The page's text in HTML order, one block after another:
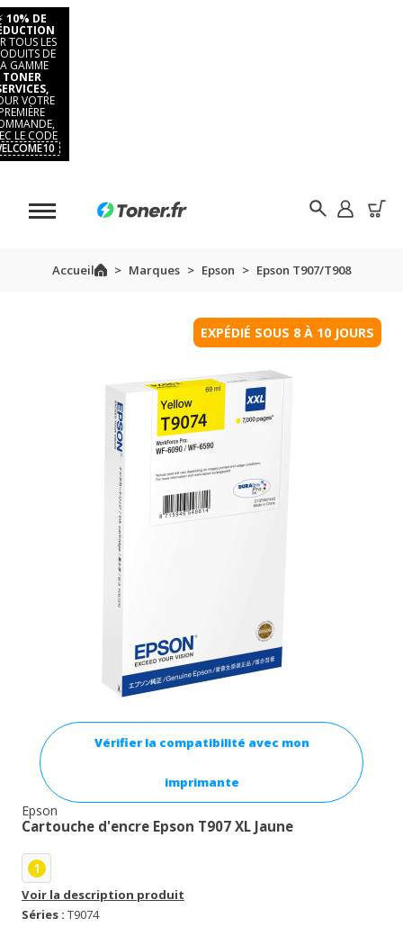
10% DE
TOUS LES
DE
GAMME
TONER
VOTRE
LE CODE
Accueil Marques Epson Epson T907/T908
EXPÉDIÉ SOUS 8 À 10 JOURS
Vérifier la compatibilité avec mon
imprimante
Epson
Cartouche d'encre Epson T907 XL Jaune
1
Voir la description produit
Séries : T9074